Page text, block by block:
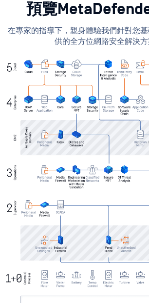
預覽
在專家的指導下，親身體驗我們針對您
供的全方位網路安全解決方